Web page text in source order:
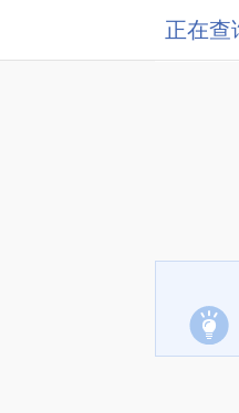
正在查